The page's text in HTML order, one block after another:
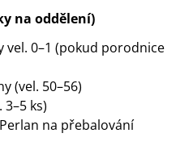
na oddělení)
vel. 0–1 (pokud porodnice
(vel. 50–56)
ks)
na přebalování